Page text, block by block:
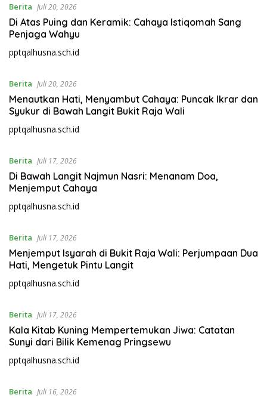
Berita Juli 20, 2026
Di Atas Puing dan Keramik: Cahaya Istiqomah Sang
Penjaga Wahyu
pptqalhusna.sch.id
Berita Juli 20, 2026
Menautkan Hati, Menyambut Cahaya: Puncak Ikrar dan
Syukur di Bawah Langit Bukit Raja Wali
pptqalhusna.sch.id
Berita Juli 17, 2026
Di Bawah Langit Najmun Nasri: Menanam Doa,
Menjemput Cahaya
pptqalhusna.sch.id
Berita Juli 17, 2026
Menjemput Isyarah di Bukit Raja Wali: Perjumpaan Dua
Hati, Mengetuk Pintu Langit
pptqalhusna.sch.id
Berita Juli 17, 2026
Kala Kitab Kuning Mempertemukan Jiwa: Catatan
Sunyi dari Bilik Kemenag Pringsewu
pptqalhusna.sch.id
Berita Juli 16, 2026